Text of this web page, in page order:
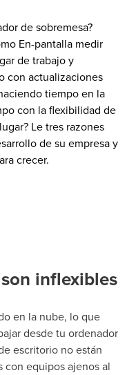
de sobremesa?
En-pantalla medir
de trabajo y
con actualizaciones
tiempo en la
con la flexibilidad de
Le tres razones
de su empresa y
crecer.
inflexibles
en la nube, lo que
desde tu ordenador
escritorio no están
con equipos ajenos al